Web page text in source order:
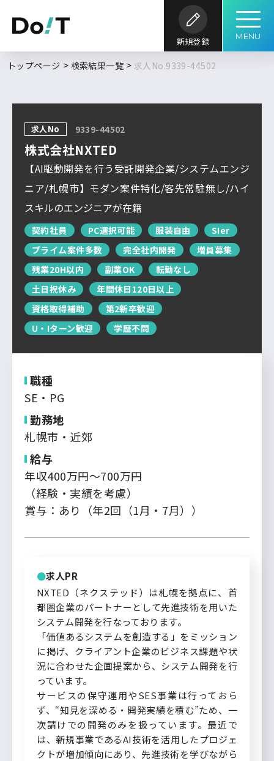
新規登録 MENU
DoITについて
サービス概要 求人特集 よくあるご質問
運営会社について
企業担当者の方へ
お問い合わせ
求人を探す
新着求人一覧
検索履歴はありません。
勤務地 職種 開発内容
言語 キーワード
フルリモート
北海道
東北
関東
北信越
東海
関西
中国・四国
九州・沖縄
トップページ 検索結果一覧 求人No.9339-44502
求人No 9339-44502
株式会社NXTED
【AI駆動開発を行う受託開発企業/システムエンジ
ニア/札幌市】モダン案件特化/客先常駐無し/ハイ
スキルのエンジニアが在籍
契約社員 PC選択可能 服装自由
SIer
プライム案件多数
完全社内開発
増員募集
残業20H以内
副業OK
転勤なし
土日祝休み
年間休日120日以上
資格取得補助
第2新卒歓迎
U・Iターン歓迎
学歴不問
職種
SE・PG
勤務地
札幌市・近郊
給与
年収400万円～700万円
（経験・実績を考慮）
賞与：あり（年2回（1月・7月））
求人PR
NXTED（ネクステッド）は札幌を拠点に、首
都圏企業のパートナーとして先進技術を用いた
システム開発を行なっております。
「価値あるシステムを創造する」をミッション
に掲げ、クライアント企業のビジネス課題や状
況に合わせた企画提案から、システム開発を行
っています。
サービスの保守運用やSES事業は行っておら
ず、“知見を深める・開発実績を積む”ため、一
次請けでの開発のみを扱っています。最近で
は、新規事業であるAI技術を活用したプロジェ
クトが増加傾向にあり、先進技術を学びながら